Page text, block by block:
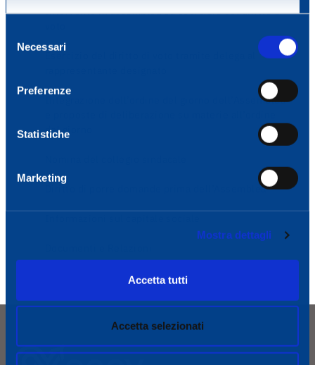
delNecessari
Preferenze
Statistiche
Marketing
Mostra dettagli
Accetta tutti
Accetta selezionati
Intervento in assemblea ed esercizio del diritto di
Integrazione dell’ordine del giorno dell’Assemblea
del giorno
Diritto di porre domande prima dell’Assemblea
Altre Informazioni